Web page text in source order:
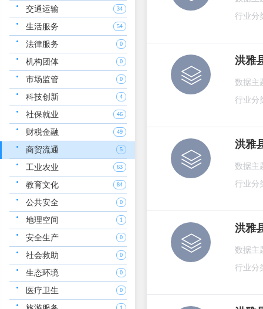
交通运输 34
生活服务 54
法律服务 0
机构团体 0
市场监管 0
科技创新 4
社保就业 46
财税金融 49
商贸流通 5
工业农业 63
教育文化 84
公共安全 0
地理空间 1
安全生产 0
社会救助 0
生态环境 0
医疗卫生 0
1
行业分
洪雅
数据主
行业分
洪雅
数据主
行业分
洪雅
数据主
行业分